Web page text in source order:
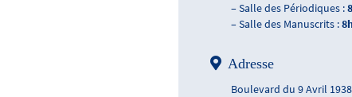
– Salle des Périodiques :
– Salle des Manuscrits :
Adresse
Boulevard du 9 Avril